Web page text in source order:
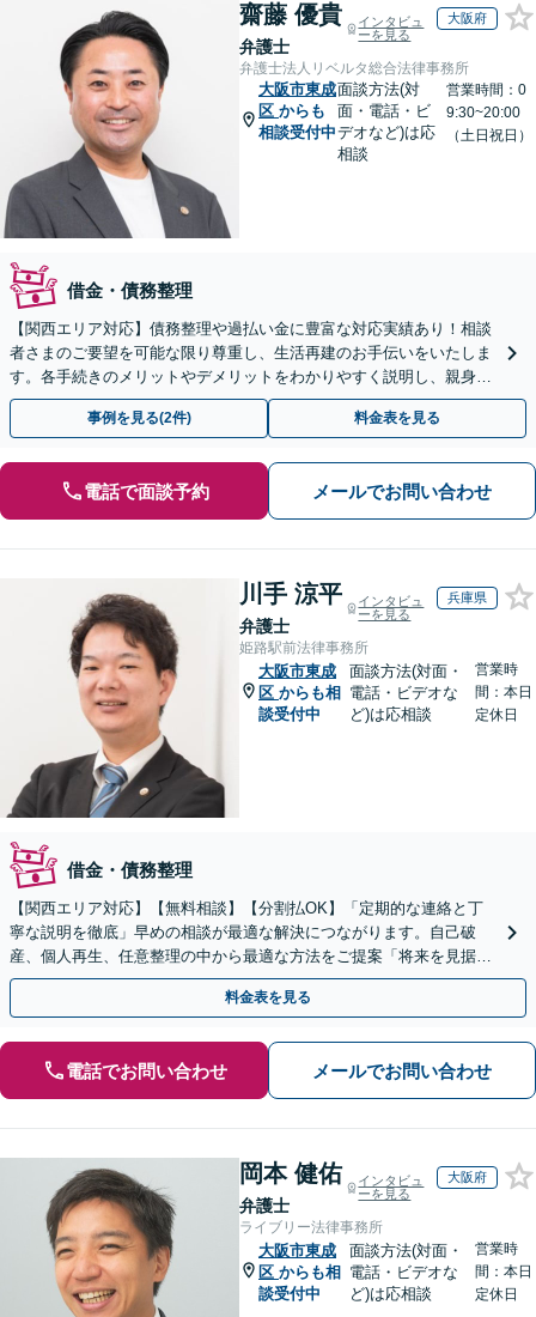
齋藤 優貴
弁護士
インタビュ
ーを見る
大阪府
弁護士法人リベルタ総合法律事務所
大阪市東成
区 からも
相談受付中
面談方法(対
面・電話・ビ
デオなど)は応
相談
営業時間：0
9:30~20:00
（土日祝日）
借金・債務整理
【関西エリア対応】債務整理や過払い金に豊富な対応実績あり！相談
者さまのご要望を可能な限り尊重し、生活再建のお手伝いをいたしま
す。各手続きのメリットやデメリットをわかりやすく説明し、親身な
対応を心がけます【初回相談無料】
事例を見る(2件) 料金表を見る
電話で面談予約 メールでお問い合わせ
川手 涼平
弁護士
インタビュ
ーを見る
兵庫県
姫路駅前法律事務所
大阪市東成
区 からも相
談受付中
面談方法(対面・
電話・ビデオな
ど)は応相談
営業時
間：本日
定休日
借金・債務整理
【関西エリア対応】【無料相談】【分割払OK】「定期的な連絡と丁
寧な説明を徹底」早めの相談が最適な解決につながります。自己破
産、個人再生、任意整理の中から最適な方法をご提案「将来を見据え
た生活再建のサポートが充実」【完全個室相談】
料金表を見る
電話でお問い合わせ メールでお問い合わせ
岡本 健佑
弁護士
インタビュ
ーを見る
大阪府
ライブリー法律事務所
大阪市東成
区 からも相
談受付中
面談方法(対面・
電話・ビデオな
ど)は応相談
営業時
間：本日
定休日